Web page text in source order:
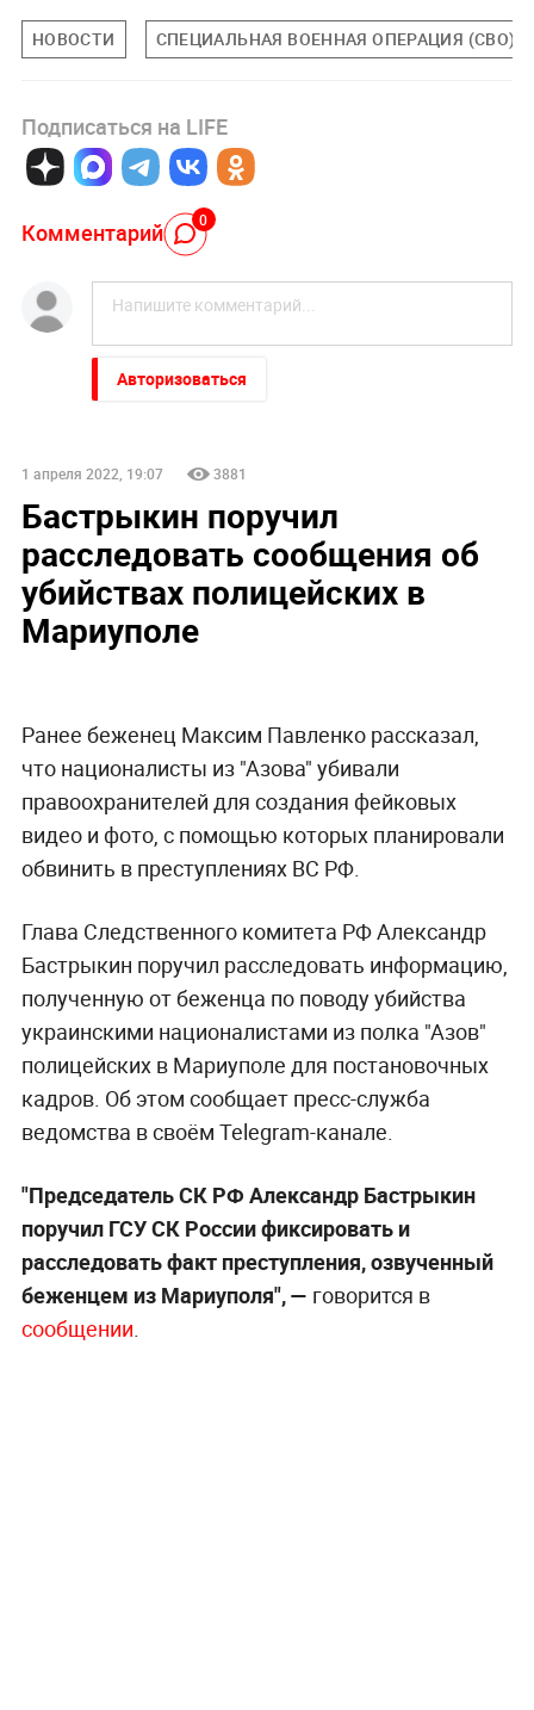
НОВОСТИ СПЕЦИАЛЬНАЯ ВОЕННАЯ ОПЕРАЦИЯ (СВО)
Подписаться на LIFE
Комментарий 0
Авторизоваться
1 апреля 2022, 19:07 3881
Бастрыкин поручил
расследовать сообщения об
убийствах полицейских в
Мариуполе
Ранее беженец Максим Павленко рассказал,
что националисты из "Азова" убивали
правоохранителей для создания фейковых
видео и фото, с помощью которых планировали
обвинить в преступлениях ВС РФ.
Глава Следственного комитета РФ Александр
Бастрыкин поручил расследовать информацию,
полученную от беженца по поводу убийства
украинскими националистами из полка "Азов"
полицейских в Мариуполе для постановочных
кадров. Об этом сообщает пресс-служба
ведомства в своём Telegram-канале.
"Председатель СК РФ Александр Бастрыкин
поручил ГСУ СК России фиксировать и
расследовать факт преступления, озвученный
беженцем из Мариуполя", — говорится в
сообщении.